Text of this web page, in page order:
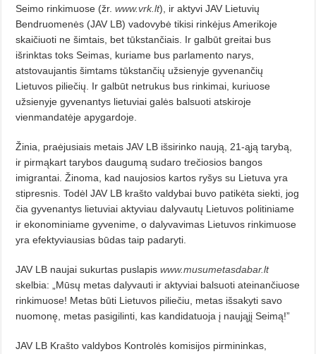
Seimo rinkimuose (žr.www.vrk.lt), ir aktyvi JAV Lietuvių
Bendruomenės (JAV LB) vadovybė tikisi rinkėjus Amerikoje
skaičiuoti ne šimtais, bet tūkstančiais. Ir galbūt greitai bus
išrinktas toks Seimas, kuriame bus parlamento narys,
atstovaujantis šimtams tūkstančių užsienyje gyvenančių
Lietuvos piliečių. Ir galbūt netrukus bus rinkimai, kuriuose
užsienyje gyvenantys lietuviai galės balsuoti atskiroje
vienmandatėje apygardoje.
Žinia, praėjusiais metais JAV LB išsirinko naują, 21-ąją tarybą,
ir pirmąkart tarybos daugumą sudaro trečiosios bangos
imigrantai. Žinoma, kad naujosios kartos ryšys su Lietuva yra
stipresnis. Todėl JAV LB krašto valdybai buvo patikėta siekti, jog
čia gyvenantys lietuviai aktyviau dalyvautų Lietuvos politiniame
ir ekonominiame gyvenime, o dalyvavimas Lietuvos rinkimuose
yra efektyviausias būdas taip padaryti.
JAV LB naujai sukurtas puslapiswww.musumetasdabar.lt
skelbia: „Mūsų metas dalyvauti ir aktyviai balsuoti ateinančiuose
rinkimuose! Metas būti Lietuvos piliečiu, metas išsakyti savo
nuomonę, metas pasigilinti, kas kandidatuoja į naująjį Seimą!”
JAV LB Krašto valdybos Kontrolės komisijos pirmininkas,